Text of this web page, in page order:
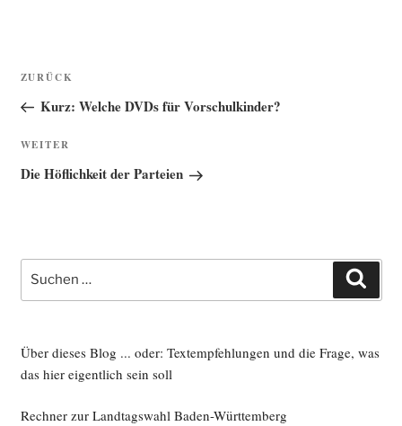
Beitragsnavigation
Vorheriger
Beitrag
ZURÜCK
Kurz: Welche DVDs für Vorschulkinder?
Nächster
Beitrag
WEITER
Die Höflichkeit der Parteien
Suche
nach:
Über dieses Blog ... oder: Textempfehlungen und die Frage, was
das hier eigentlich sein soll
Rechner zur Landtagswahl Baden-Württemberg